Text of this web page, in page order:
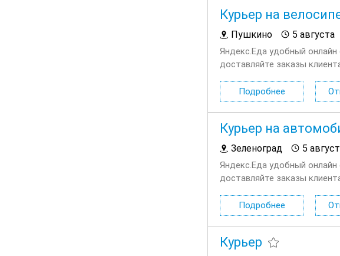
Курьер на
Пушкино 5 августа
Яндекс.Еда удобный онлайн
доставляйте заказы
Подробнее
Курьер на
Зеленоград 5
Яндекс.Еда удобный онлайн
доставляйте заказы
Подробнее
Курьер